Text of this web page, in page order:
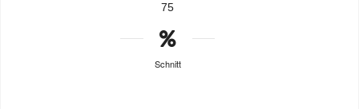
75
Schnitt